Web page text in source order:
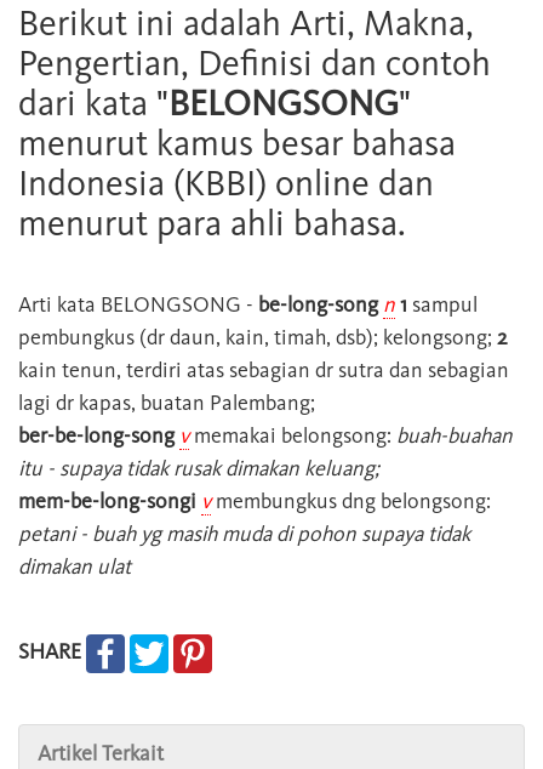
Berikut ini adalah Arti, Makna,
Pengertian, Definisi dan contoh
dari kata "BELONGSONG"
menurut kamus besar bahasa
Indonesia (KBBI) online dan
menurut para ahli bahasa.
Arti kata BELONGSONG - be-long-song n1 sampul
pembungkus (dr daun, kain, timah, dsb); kelongsong; 2
kain tenun, terdiri atas sebagian dr sutra dan sebagian
lagi dr kapas, buatan Palembang;
ber-be-long-song vmemakai belongsong: buah-buahan
itu - supaya tidak rusak dimakan keluang;
mem-be-long-songi vmembungkus dng belongsong:
petani - buah yg masih muda di pohon supaya tidak
dimakan ulat
SHARE
Artikel Terkait